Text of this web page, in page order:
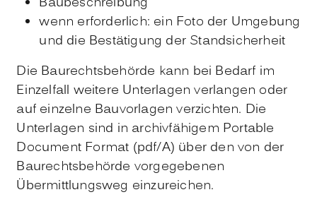
wenn erforderlich: ein Foto der Umgebung
und die Bestätigung der Standsicherheit
Die Baurechtsbehörde kann bei Bedarf im
Einzelfall weitere Unterlagen verlangen oder
auf einzelne Bauvorlagen verzichten. Die
Unterlagen sind in archivfähigem Portable
Document Format (pdf/A) über den von der
Baurechtsbehörde vorgegebenen
Übermittlungsweg einzureichen.